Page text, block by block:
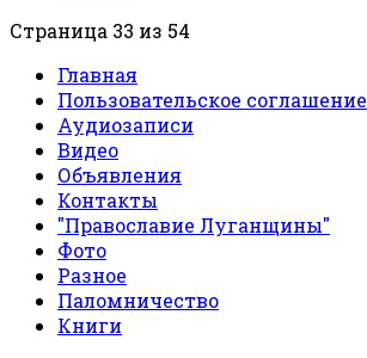
Страница 33 из 54
Главная
Пользовательское соглашение
Аудиозаписи
Видео
Объявления
Контакты
"Православие Луганщины"
Фото
Разное
Паломничество
Книги